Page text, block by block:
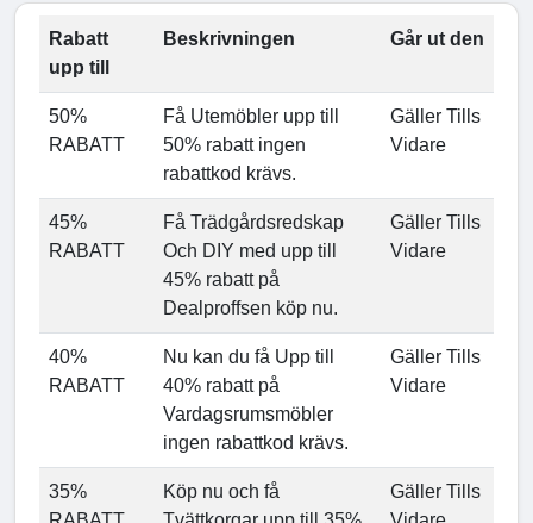
Rabatt
upp till
Beskrivningen Går ut den
50%
RABATT
Få Utemöbler upp till
50% rabatt ingen
rabattkod krävs.
Gäller Tills
Vidare
45%
RABATT
Få Trädgårdsredskap
Och DIY med upp till
45% rabatt på
Dealproffsen köp nu.
Gäller Tills
Vidare
40%
RABATT
Nu kan du få Upp till
40% rabatt på
Vardagsrumsmöbler
ingen rabattkod krävs.
Gäller Tills
Vidare
35%
Köp nu och få
Gäller Tills